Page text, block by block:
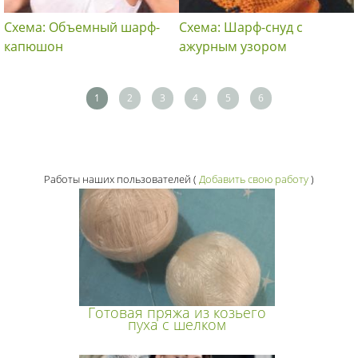
Схема: Объемный шарф-
капюшон
Схема: Шарф-снуд с
ажурным узором
1 2 3 4 5 6
Работы наших пользователей ( Добавить свою работу)
Готовая пряжа из козьего
пуха с шелком